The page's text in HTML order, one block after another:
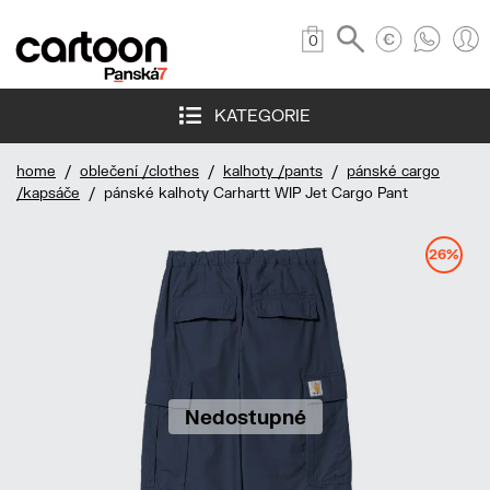
0
KATEGORIE
home / oblečení /clothes / kalhoty /pants / pánské cargo
/kapsáče / pánské kalhoty Carhartt WIP Jet Cargo Pant
Nedostupné
26%